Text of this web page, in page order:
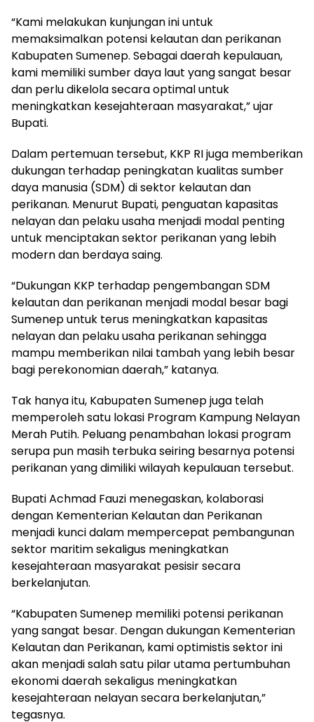
“Kami melakukan kunjungan ini untuk
memaksimalkan potensi kelautan dan perikanan
Kabupaten Sumenep. Sebagai daerah kepulauan,
kami memiliki sumber daya laut yang sangat besar
dan perlu dikelola secara optimal untuk
meningkatkan kesejahteraan masyarakat,” ujar
Bupati.
Dalam pertemuan tersebut, KKP RI juga memberikan
dukungan terhadap peningkatan kualitas sumber
daya manusia (SDM) di sektor kelautan dan
perikanan. Menurut Bupati, penguatan kapasitas
nelayan dan pelaku usaha menjadi modal penting
untuk menciptakan sektor perikanan yang lebih
modern dan berdaya saing.
“Dukungan KKP terhadap pengembangan SDM
kelautan dan perikanan menjadi modal besar bagi
Sumenep untuk terus meningkatkan kapasitas
nelayan dan pelaku usaha perikanan sehingga
mampu memberikan nilai tambah yang lebih besar
bagi perekonomian daerah,” katanya.
Tak hanya itu, Kabupaten Sumenep juga telah
memperoleh satu lokasi Program Kampung Nelayan
Merah Putih. Peluang penambahan lokasi program
serupa pun masih terbuka seiring besarnya potensi
perikanan yang dimiliki wilayah kepulauan tersebut.
Bupati Achmad Fauzi menegaskan, kolaborasi
dengan Kementerian Kelautan dan Perikanan
menjadi kunci dalam mempercepat pembangunan
sektor maritim sekaligus meningkatkan
kesejahteraan masyarakat pesisir secara
berkelanjutan.
“Kabupaten Sumenep memiliki potensi perikanan
yang sangat besar. Dengan dukungan Kementerian
Kelautan dan Perikanan, kami optimistis sektor ini
akan menjadi salah satu pilar utama pertumbuhan
ekonomi daerah sekaligus meningkatkan
kesejahteraan nelayan secara berkelanjutan,”
tegasnya.